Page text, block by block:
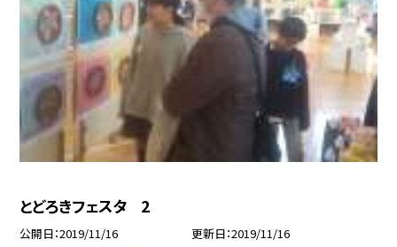
とどろきフェスタ 2
公開日 2019/11/16 更新日 2019/11/16